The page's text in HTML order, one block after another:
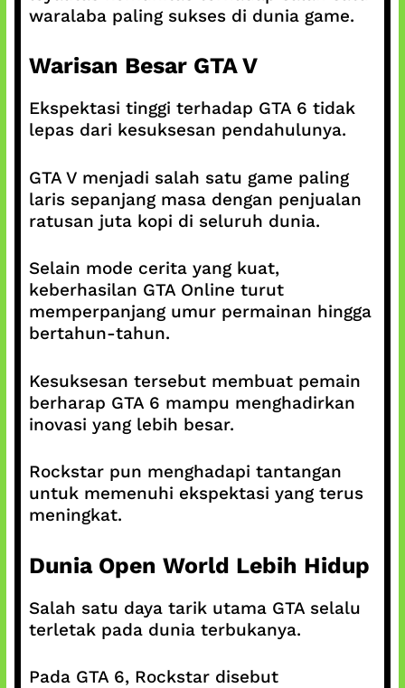
waralaba paling sukses di dunia game.
Warisan Besar GTA V
Ekspektasi tinggi terhadap GTA 6 tidak
lepas dari kesuksesan pendahulunya.
GTA V menjadi salah satu game paling
laris sepanjang masa dengan penjualan
ratusan juta kopi di seluruh dunia.
Selain mode cerita yang kuat,
keberhasilan GTA Online turut
memperpanjang umur permainan hingga
bertahun-tahun.
Kesuksesan tersebut membuat pemain
berharap GTA 6 mampu menghadirkan
inovasi yang lebih besar.
Rockstar pun menghadapi tantangan
untuk memenuhi ekspektasi yang terus
meningkat.
Dunia Open World Lebih Hidup
Salah satu daya tarik utama GTA selalu
terletak pada dunia terbukanya.
Pada GTA 6, Rockstar disebut